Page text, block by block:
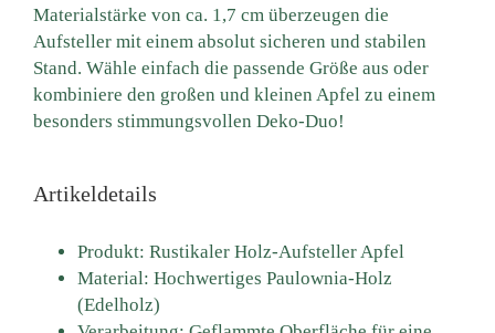
Materialstärke von ca. 1,7 cm überzeugen die
Aufsteller mit einem absolut sicheren und stabilen
Stand. Wähle einfach die passende Größe aus oder
kombiniere den großen und kleinen Apfel zu einem
besonders stimmungsvollen Deko-Duo!
Artikeldetails
Produkt: Rustikaler Holz-Aufsteller Apfel
Material: Hochwertiges Paulownia-Holz
(Edelholz)